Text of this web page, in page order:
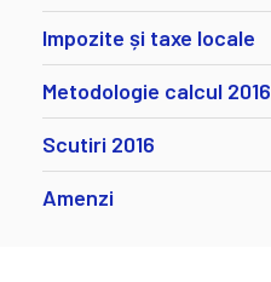
Impozite și taxe locale
Metodologie calcul 2016
Scutiri 2016
Amenzi